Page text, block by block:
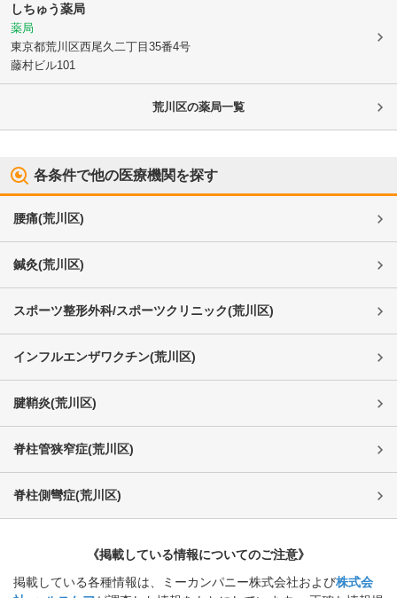
しちゅう薬局
薬局
東京都荒川区西尾久二丁目35番4号
藤村ビル101
荒川区の薬局一覧
各条件で他の医療機関を探す
腰痛(荒川区)
鍼灸(荒川区)
スポーツ整形外科/スポーツクリニック(荒川区)
インフルエンザワクチン(荒川区)
腱鞘炎(荒川区)
脊柱管狭窄症(荒川区)
脊柱側彎症(荒川区)
《掲載している情報についてのご注意》
掲載している各種情報は、ミーカンパニー株式会社および株式会